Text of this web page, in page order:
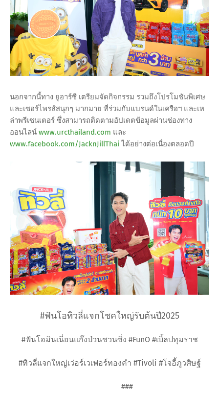
นอกจากนี้ทาง ยูอาร์ซี เตรียมจัดกิจกรรม รวมถึงโปรโมชันพิเศษ
และเซอร์ไพรส์สนุกๆ มากมาย ที่ร่วมกับแบรนด์ในเครือฯ และเห
ล่าพรีเซนเตอร์ ซึ่งสามารถติดตามอัปเดตข้อมูลผ่านช่องทาง
ออนไลน์ www.urcthailand.com และ
www.facebook.com/JacknJillThai ได้อย่างต่อเนื่องตลอดปี
#ฟันโอทิวลี่แจกโชคใหญ่รับต้นปี2025
#ฟันโอมินเนี่ยนแก๊งป่วนชวนซิ่ง #FunO #เบิ้ลปทุมราช
#ทิวลี่แจกใหญ่เว่อร์เวเฟอร์ทองคำ #Tivoli #โจอี้ภูวศิษฐ์
###